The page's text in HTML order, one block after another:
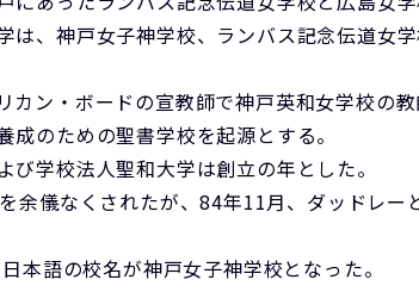
は、神戸女子神学校、ランバス記念伝道女
カン・ボードの宣教師で神戸英和女学校の
のための聖書学校を起源とする。
び学校法人聖和大学は創立の年とした。
余儀なくされたが、84年11月、ダッドレ
本語の校名が神戸女子神学校となった。